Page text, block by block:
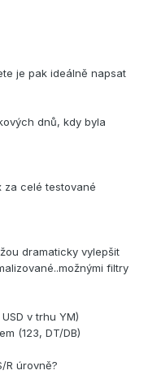
je pak ideálně napsat
dnů, kdy byla
za celé testované
dramaticky vylepšit
filtry
v trhu YM)
(123, DT/DB)
R úrovně?